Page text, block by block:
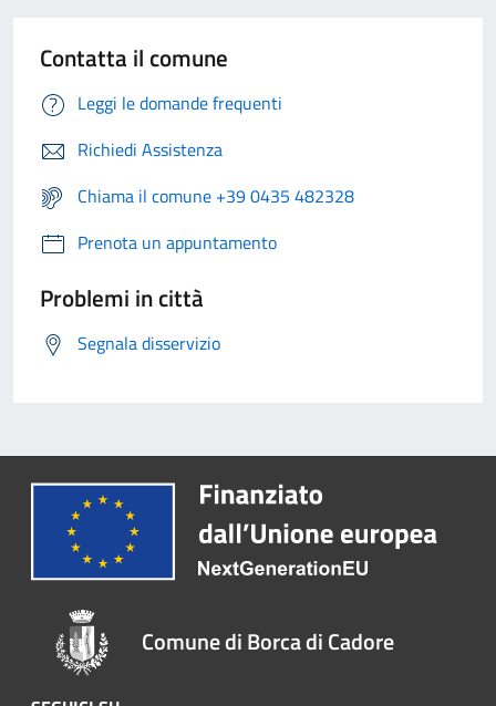
Contatta il comune
Leggi le domande frequenti
Richiedi Assistenza
Chiama il comune +39 0435 482328
Prenota un appuntamento
Problemi in città
Segnala disservizio
Comune di Borca di Cadore